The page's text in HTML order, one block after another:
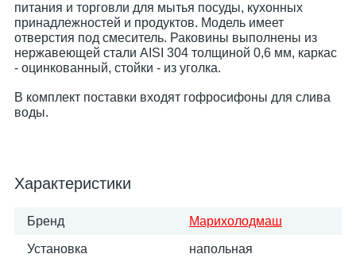
питания и торговли для мытья посуды, кухонных
принадлежностей и продуктов. Модель имеет
отверстия под смеситель. Раковины выполнены из
нержавеющей стали AISI 304 толщиной 0,6 мм, каркас
- оцинкованный, стойки - из уголка.
В комплект поставки входят гофросифоны для слива
воды.
Характеристики
Бренд Марихолодмаш
Установка напольная